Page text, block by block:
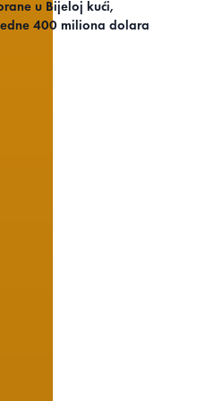
u Bijeloj kući,
400 miliona dolara